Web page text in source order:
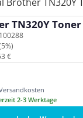
TN320Y Toner
€
2-3 Werktage